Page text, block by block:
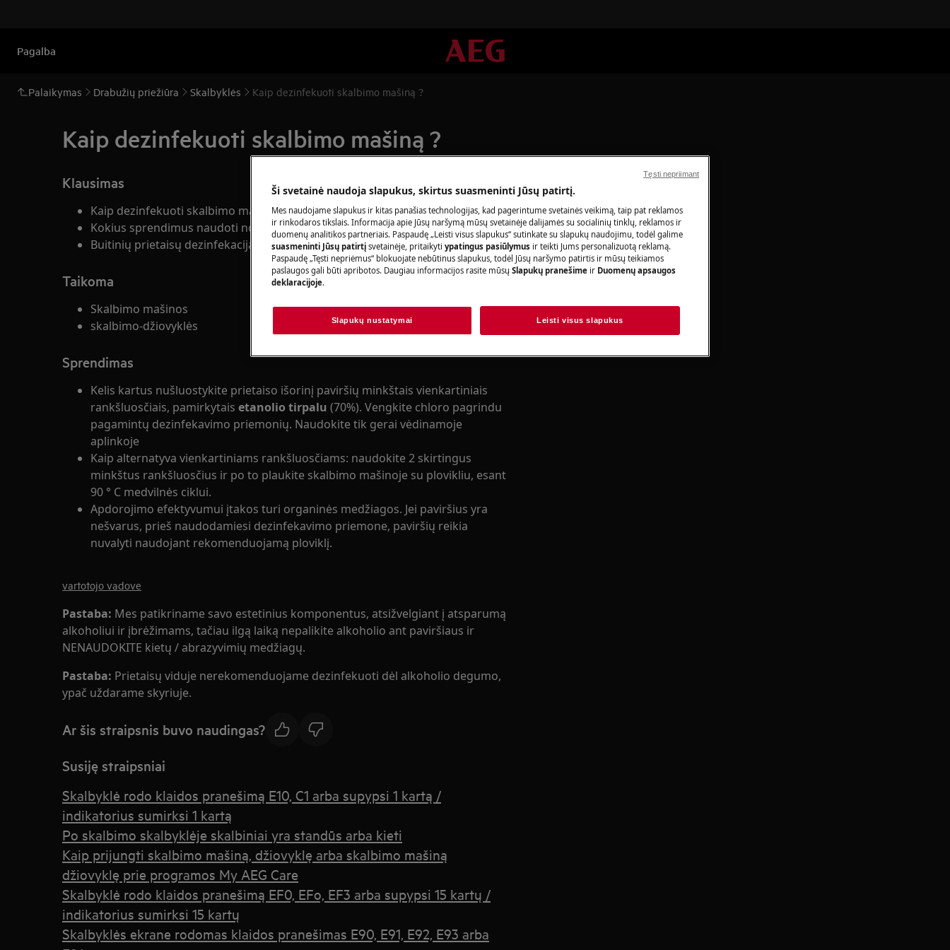
Pagalba
Palaikymas Drabužių priežiūra Skalbyklės Kaip dezinfekuoti skalbimo mašiną ?
Kaip dezinfekuoti skalbimo mašiną ?
Klausimas
Kaip dezinfekuoti skalbimo mašiną ?
Kokius sprendimus naudoti norint dezinfekuoti skalbimo mašiną ?
Buitinių prietaisų dezinfekacija
Taikoma
Skalbimo mašinos
skalbimo-džiovyklės
Sprendimas
Kelis kartus nušluostykite prietaiso išorinį paviršių minkštais vienkartiniais
rankšluosčiais, pamirkytais etanolio tirpalu (70%). Vengkite chloro pagrindu
pagamintų dezinfekavimo priemonių. Naudokite tik gerai vėdinamoje
aplinkoje
Kaip alternatyva vienkartiniams rankšluosčiams: naudokite 2 skirtingus
minkštus rankšluosčius ir po to plaukite skalbimo mašinoje su plovikliu, esant
90 ° C medvilnės ciklui.
Apdorojimo efektyvumui įtakos turi organinės medžiagos. Jei paviršius yra
nešvarus, prieš naudodamiesi dezinfekavimo priemone, paviršių reikia
nuvalyti naudojant rekomenduojamą ploviklį.
vartotojo vadove
Pastaba: Mes patikriname savo estetinius komponentus, atsižvelgiant į atsparumą
alkoholiui ir įbrėžimams, tačiau ilgą laiką nepalikite alkoholio ant paviršiaus ir
NENAUDOKITE kietų / abrazyvimių medžiagų.
Pastaba: Prietaisų viduje nerekomenduojame dezinfekuoti dėl alkoholio degumo,
ypač uždarame skyriuje.
Ar šis straipsnis buvo naudingas?
Susiję straipsniai
Skalbyklė rodo klaidos pranešimą E10, C1 arba supypsi 1 kartą /
indikatorius sumirksi 1 kartą
Po skalbimo skalbyklėje skalbiniai yra standūs arba kieti
Kaip prijungti skalbimo mašiną, džiovyklę arba skalbimo mašiną
džiovyklę prie programos My AEG Care
Skalbyklė rodo klaidos pranešimą EF0, EFo, EF3 arba supypsi 15 kartų /
indikatorius sumirksi 15 kartų
Skalbyklės ekrane rodomas klaidos pranešimas E90, E91, E92, E93 arba
Ši svetainė naudoja slapukus, skirtus suasmeninti Jūsų patirtį.
Mes naudojame slapukus ir kitas panašias technologijas, kad pagerintume svetainės veikimą, taip pat reklamos
ir rinkodaros tikslais. Informacija apie Jūsų naršymą mūsų svetainėje dalijamės su socialinių tinklų, reklamos ir
duomenų analitikos partneriais. Paspaudę „Leisti visus slapukus“ sutinkate su slapukų naudojimu, todėl galime
suasmeninti Jūsų patirtį svetainėje, pritaikyti ypatingus pasiūlymus ir teikti Jums personalizuotą reklamą.
Paspaudę „Tęsti nepriėmus“ blokuojate nebūtinus slapukus, todėl Jūsų naršymo patirtis ir mūsų teikiamos
paslaugos gali būti apribotos. Daugiau informacijos rasite mūsų Slapukų pranešime ir Duomenų apsaugos
deklaracijoje.
Slapukų nustatymai Leisti visus slapukus
Tęsti nepriimant